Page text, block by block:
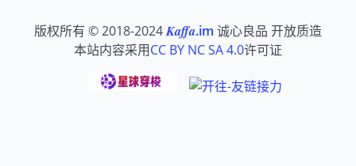
版权所有 © 2018-2024Kaffa.im 诚心良品 开放质造
本站内容采用CC BY NC SA 4.0许可证